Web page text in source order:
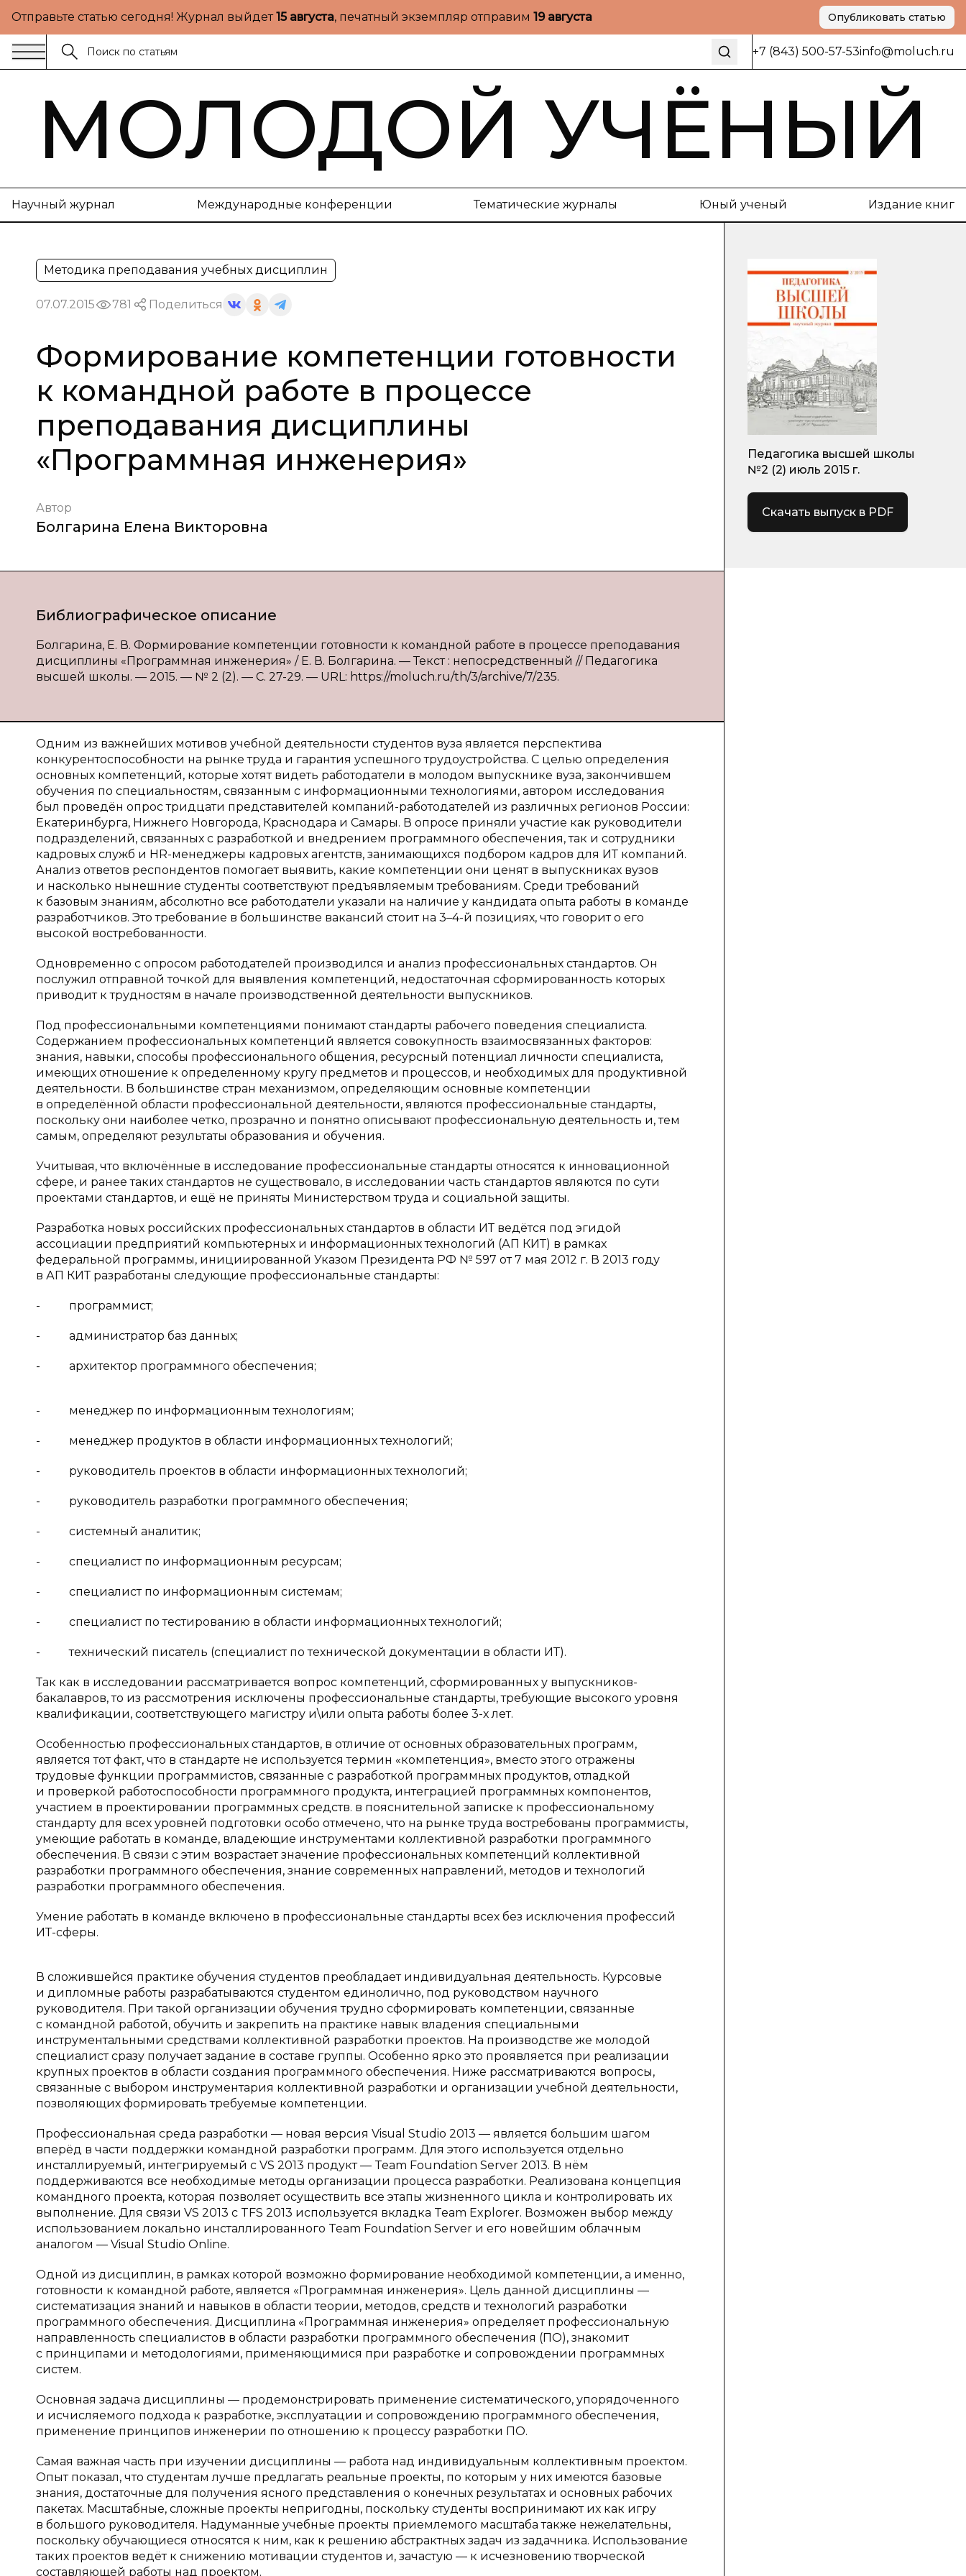
Отправьте статью сегодня! Журнал выйдет15 августа, печатный экземпляр отправим 19 августа Опубликовать статью
+7 (843) 500-57-53info@moluch.ru
МОЛОДОЙ УЧЁНЫЙ
Научный журнал Международные конференции Тематические журналы Юный ученый Издание книг
Методика преподавания учебных дисциплин
07.07.2015 781 Поделиться
Формирование компетенции готовности
к командной работе в процессе
преподавания дисциплины
«Программная инженерия»
Автор
Болгарина Елена Викторовна
Библиографическое описание
Болгарина, Е. В. Формирование компетенции готовности к командной работе в процессе преподавания
дисциплины «Программная инженерия» / Е. В. Болгарина. — Текст : непосредственный // Педагогика
высшей школы. — 2015. — № 2 (2). — С. 27-29. — URL: https://moluch.ru/th/3/archive/7/235.
Одним из важнейших мотивов учебной деятельности студентов вуза является перспектива
конкурентоспособности на рынке труда и гарантия успешного трудоустройства. С целью определения
основных компетенций, которые хотят видеть работодатели в молодом выпускнике вуза, закончившем
обучения по специальностям, связанным с информационными технологиями, автором исследования
был проведён опрос тридцати представителей компаний-работодателей из различных регионов России:
Екатеринбурга, Нижнего Новгорода, Краснодара и Самары. В опросе приняли участие как руководители
подразделений, связанных с разработкой и внедрением программного обеспечения, так и сотрудники
кадровых служб и HR-менеджеры кадровых агентств, занимающихся подбором кадров для ИТ компаний.
Анализ ответов респондентов помогает выявить, какие компетенции они ценят в выпускниках вузов
и насколько нынешние студенты соответствуют предъявляемым требованиям. Среди требований
к базовым знаниям, абсолютно все работодатели указали на наличие у кандидата опыта работы в команде
разработчиков. Это требование в большинстве вакансий стоит на 3–4-й позициях, что говорит о его
высокой востребованности.
Одновременно с опросом работодателей производился и анализ профессиональных стандартов. Он
послужил отправной точкой для выявления компетенций, недостаточная сформированность которых
приводит к трудностям в начале производственной деятельности выпускников.
Под профессиональными компетенциями понимают стандарты рабочего поведения специалиста.
Содержанием профессиональных компетенций является совокупность взаимосвязанных факторов:
знания, навыки, способы профессионального общения, ресурсный потенциал личности специалиста,
имеющих отношение к определенному кругу предметов и процессов, и необходимых для продуктивной
деятельности. В большинстве стран механизмом, определяющим основные компетенции
в определённой области профессиональной деятельности, являются профессиональные стандарты,
поскольку они наиболее четко, прозрачно и понятно описывают профессиональную деятельность и, тем
самым, определяют результаты образования и обучения.
Учитывая, что включённые в исследование профессиональные стандарты относятся к инновационной
сфере, и ранее таких стандартов не существовало, в исследовании часть стандартов являются по сути
проектами стандартов, и ещё не приняты Министерством труда и социальной защиты.
Разработка новых российских профессиональных стандартов в области ИТ ведётся под эгидой
ассоциации предприятий компьютерных и информационных технологий (АП КИТ) в рамках
федеральной программы, инициированной Указом Президента РФ № 597 от 7 мая 2012 г. В 2013 году
в АП КИТ разработаны следующие профессиональные стандарты:
- программист;
- администратор баз данных;
- архитектор программного обеспечения;
- менеджер по информационным технологиям;
- менеджер продуктов в области информационных технологий;
- руководитель проектов в области информационных технологий;
- руководитель разработки программного обеспечения;
- системный аналитик;
- специалист по информационным ресурсам;
- специалист по информационным системам;
- специалист по тестированию в области информационных технологий;
- технический писатель (специалист по технической документации в области ИТ).
Так как в исследовании рассматривается вопрос компетенций, сформированных у выпускников-
бакалавров, то из рассмотрения исключены профессиональные стандарты, требующие высокого уровня
квалификации, соответствующего магистру и\или опыта работы более 3-х лет.
Особенностью профессиональных стандартов, в отличие от основных образовательных программ,
является тот факт, что в стандарте не используется термин «компетенция», вместо этого отражены
трудовые функции программистов, связанные с разработкой программных продуктов, отладкой
и проверкой работоспособности программного продукта, интеграцией программных компонентов,
участием в проектировании программных средств. в пояснительной записке к профессиональному
стандарту для всех уровней подготовки особо отмечено, что на рынке труда востребованы программисты,
умеющие работать в команде, владеющие инструментами коллективной разработки программного
обеспечения. В связи с этим возрастает значение профессиональных компетенций коллективной
разработки программного обеспечения, знание современных направлений, методов и технологий
разработки программного обеспечения.
Умение работать в команде включено в профессиональные стандарты всех без исключения профессий
ИТ-сферы.
В сложившейся практике обучения студентов преобладает индивидуальная деятельность. Курсовые
и дипломные работы разрабатываются студентом единолично, под руководством научного
руководителя. При такой организации обучения трудно сформировать компетенции, связанные
с командной работой, обучить и закрепить на практике навык владения специальными
инструментальными средствами коллективной разработки проектов. На производстве же молодой
специалист сразу получает задание в составе группы. Особенно ярко это проявляется при реализации
крупных проектов в области создания программного обеспечения. Ниже рассматриваются вопросы,
связанные с выбором инструментария коллективной разработки и организации учебной деятельности,
позволяющих формировать требуемые компетенции.
Профессиональная среда разработки — новая версия Visual Studio 2013 — является большим шагом
вперёд в части поддержки командной разработки программ. Для этого используется отдельно
инсталлируемый, интегрируемый с VS 2013 продукт — Team Foundation Server 2013. В нём
поддерживаются все необходимые методы организации процесса разработки. Реализована концепция
командного проекта, которая позволяет осуществить все этапы жизненного цикла и контролировать их
выполнение. Для связи VS 2013 с TFS 2013 используется вкладка Team Explorer. Возможен выбор между
использованием локально инсталлированного Team Foundation Server и его новейшим облачным
аналогом — Visual Studio Online.
Одной из дисциплин, в рамках которой возможно формирование необходимой компетенции, а именно,
готовности к командной работе, является «Программная инженерия». Цель данной дисциплины —
систематизация знаний и навыков в области теории, методов, средств и технологий разработки
программного обеспечения. Дисциплина «Программная инженерия» определяет профессиональную
направленность специалистов в области разработки программного обеспечения (ПО), знакомит
с принципами и методологиями, применяющимися при разработке и сопровождении программных
систем.
Основная задача дисциплины — продемонстрировать применение систематического, упорядоченного
и исчисляемого подхода к разработке, эксплуатации и сопровождению программного обеспечения,
применение принципов инженерии по отношению к процессу разработки ПО.
Самая важная часть при изучении дисциплины — работа над индивидуальным коллективным проектом.
Опыт показал, что студентам лучше предлагать реальные проекты, по которым у них имеются базовые
знания, достаточные для получения ясного представления о конечных результатах и основных рабочих
пакетах. Масштабные, сложные проекты непригодны, поскольку студенты воспринимают их как игру
в большого руководителя. Надуманные учебные проекты приемлемого масштаба также нежелательны,
поскольку обучающиеся относятся к ним, как к решению абстрактных задач из задачника. Использование
таких проектов ведёт к снижению мотивации студентов и, зачастую — к исчезновению творческой
составляющей работы над проектом.
Педагогика высшей школы
№2 (2) июль 2015 г.
Скачать выпуск в PDF